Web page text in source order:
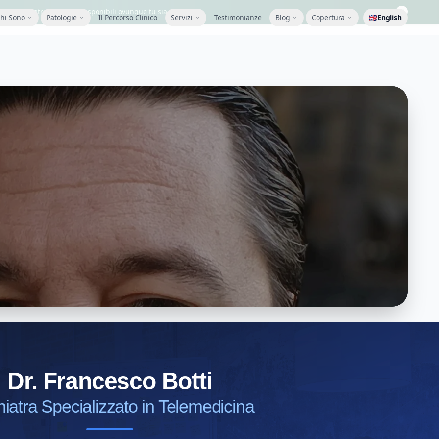
psichiatriche online disponibili ovunque tu sia.
Sono Patologie Il Percorso Clinico Servizi Testimonianze Blog Copertura 🇬🇧English
Dr. Francesco Botti
Specializzato in Telemedicina